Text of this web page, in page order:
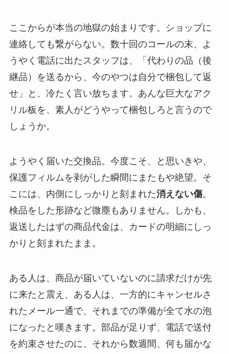
ここからが本当の地獄の始まりです。ショップに
連絡しても繋がらない。数十回のコールの末、よ
うやく電話に出たスタッフは、「代わりの品（後
継品）を送るから、今のやつは自分で梱包して返
せ」と、冷たく言い放ちます。あんな巨大なアク
リル板を、素人がどうやって梱包しろと言うので
しょうか。
ようやく届いた交換品。今度こそ、と思いきや、
保護フィルムを剥がした瞬間にまたもや絶望。そ
こには、内側にしっかりと刻まれた消えない傷。
検品をした形跡など微塵もありません。しかも、
返送したはずの商品代金は、カードの明細にしっ
かりと刻まれたまま。
ある人は、商品が届いていないのに請求だけが先
に来たと震え、ある人は、一方的にキャンセルさ
れたメール一通で、それまでの準備が全て水の泡
になったと嘆きます。部品が足りず、電話で送付
を約束させたのに、それから数週間、何も届かな